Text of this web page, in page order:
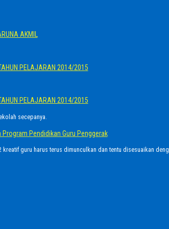
AKMIL
PELAJARAN 2014/2015
PELAJARAN 2014/2015
secepanya.
Pendidikan Guru Penggerak
guru harus terus dimunculkan dan tentu disesuaikan